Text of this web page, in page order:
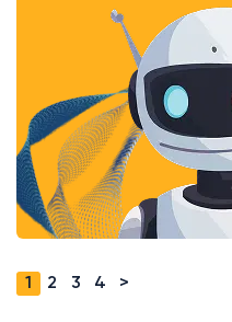
1 2 3 4 >